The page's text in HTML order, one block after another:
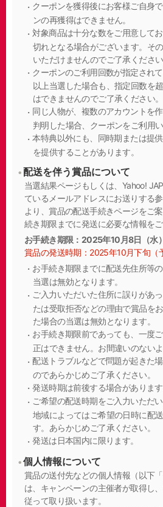
クーポンを獲得後にお客様ご自身
ンの再獲得はできません。
対象商品は十分な数をご用意して
切れとなる場合がございます。そ
いただけませんのでご了承ください
クーポンのご利用回数が指定され
以上当選した場合も、指定回数を
はできませんのでご了承ください。
同じ人物が、複数のアカウントを
判明した場合、クーポンをご利用い
本特典以外にも、同時期または提
を提供することがあります。
配送を伴う賞品について
当選結果ページもしくは、Yahoo!
ているメールアドレスにお送りする
より、賞品の配送手続きページをご
続き期限までに発送に必要な情報をご
お手続き期限：2025年10月8日（水
賞品の発送時期：2025年10月下旬（
お手続き期限までに配送先住所等
当選は無効となります。
ご入力いただいた住所に誤りがあ
たは受取拒否などの理由で賞品を
た場合の当選は無効となります。
お手続き期限前であっても、一度
正はできません。お間違いのない
配送トラブルなどで問題が起きた
のであらかじめご了承ください。
発送時期は前後する場合がありま
ご希望の配送時期をご入力いただ
地域によってはご希望の日時に配
す。あらかじめご了承ください。
発送は日本国内に限ります。
個人情報について
賞品の送付先などの個人情報（以下
は、キャンペーンの主催者が取得し
従って取り扱います。